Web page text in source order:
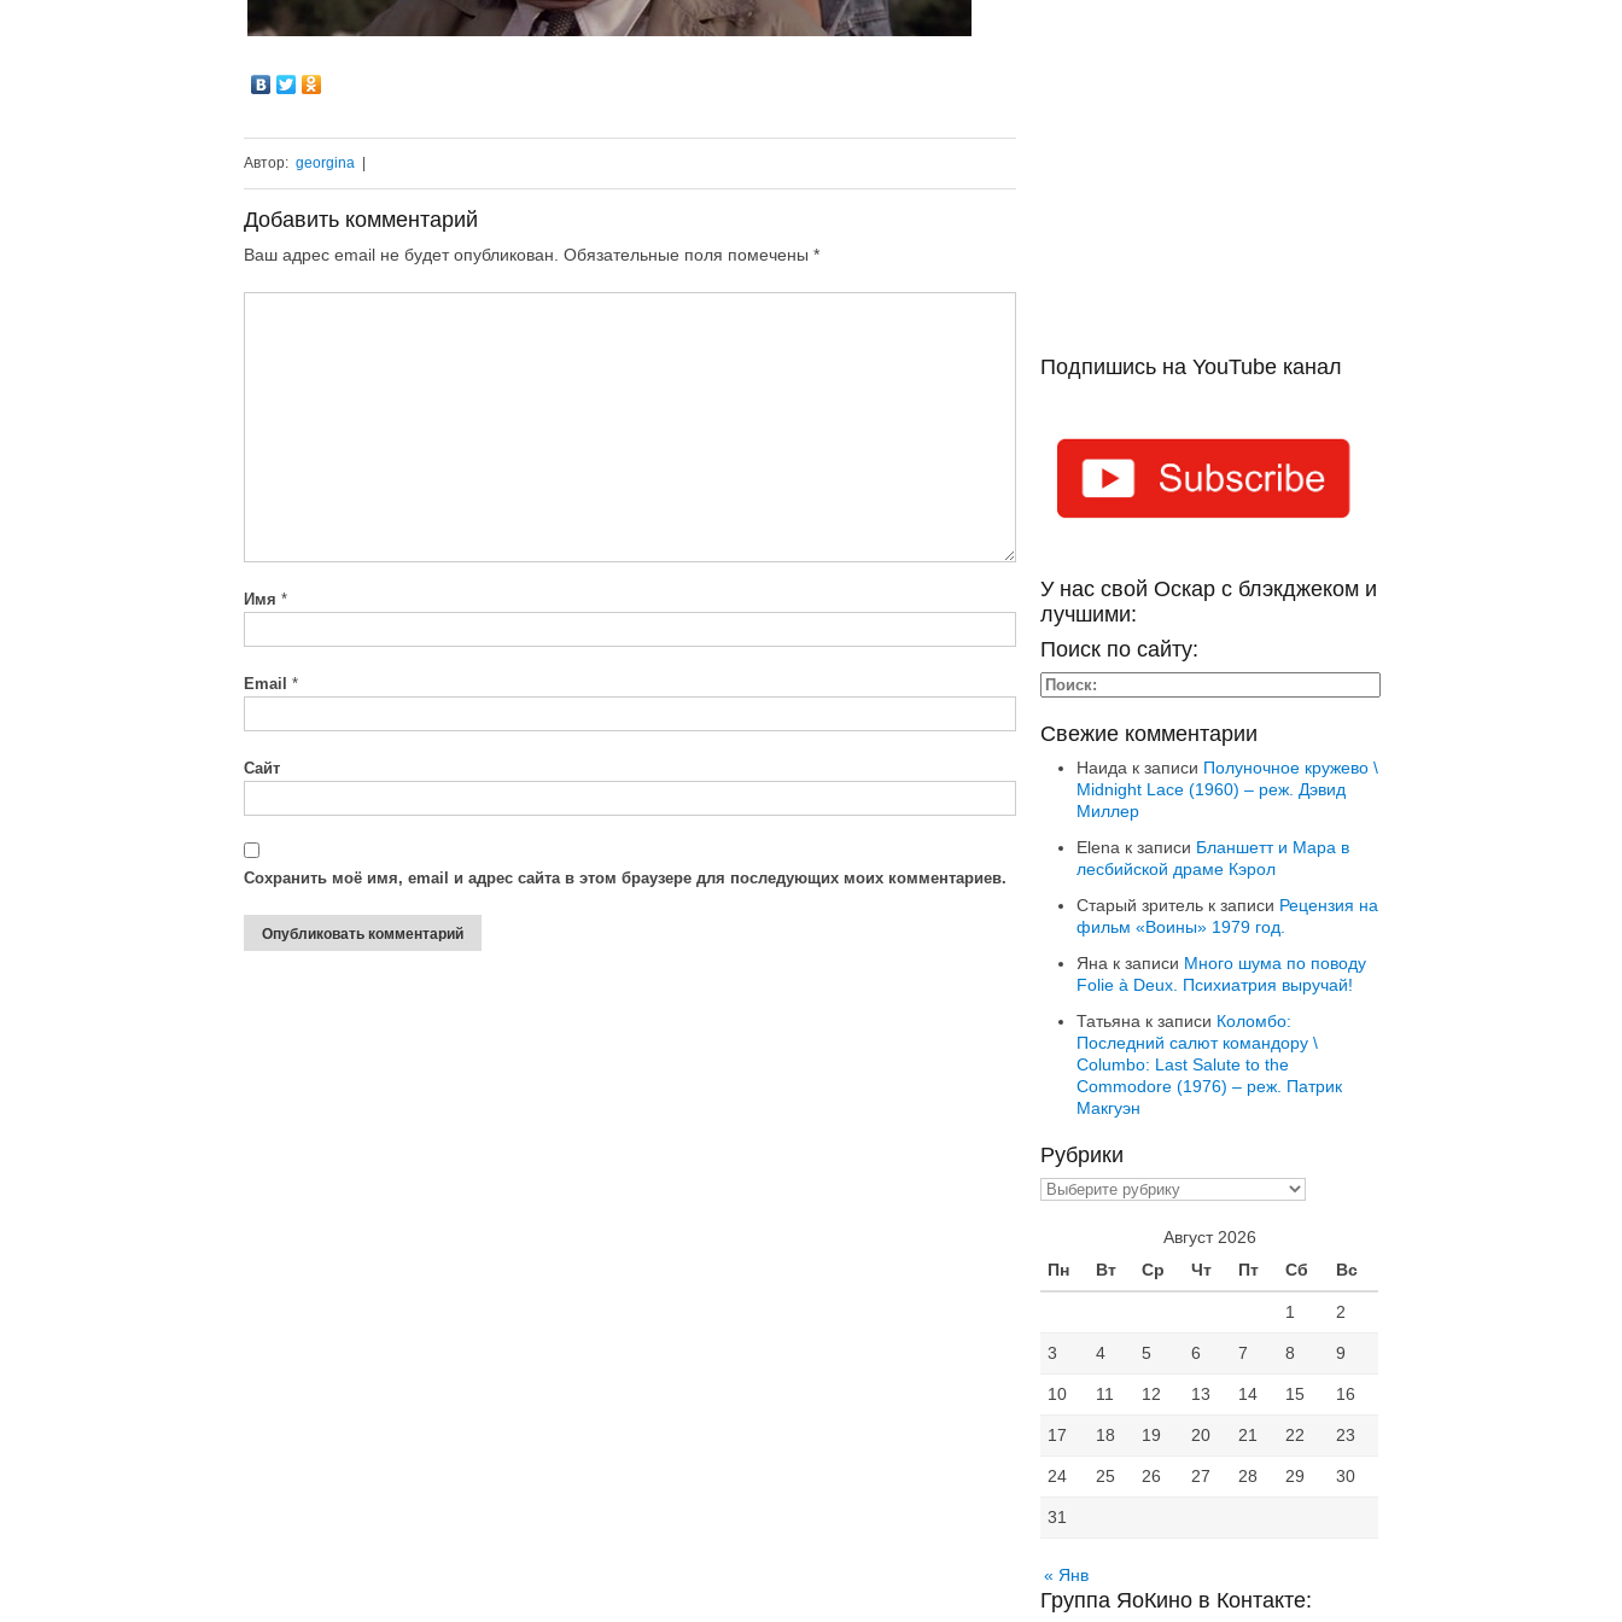
Автор: georgina
Добавить комментарий
Ваш адрес email не будет опубликован. Обязательные поля помечены *
Имя *
Email *
Сайт
Сохранить моё имя, email и адрес сайта в этом браузере для последующих моих комментариев.
Подпишись на YouTube канал
У нас свой Оскар с блэкджеком и
лучшими:
Поиск по сайту:
Свежие комментарии
Наида к записи Полуночное кружево \
Midnight Lace (1960) – реж. Дэвид
Миллер
Elena к записи Бланшетт и Мара в
лесбийской драме Кэрол
Старый зритель к записи Рецензия на
фильм «Воины» 1979 год.
Яна к записи Много шума по поводу
Folie à Deux. Психиатрия выручай!
Татьяна к записи Коломбо:
Последний салют командору \
Columbo: Last Salute to the
Commodore (1976) – реж. Патрик
Макгуэн
Рубрики
Рубрики
Август 2026
Пн
Вт Ср Чт Пт Сб Вс
1 2
3 4 5 6 7 8 9
10 11 12 13 14 15 16
17 18 19 20 21 22 23
24 25 26 27 28 29 30
31
« Янв
Группа ЯоКино в Контакте: